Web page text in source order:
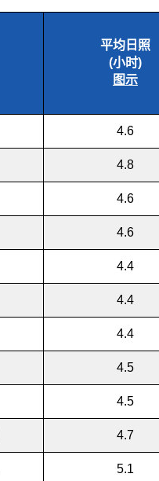
平均日照
(小时)
图示
4.6
4.8
4.6
4.6
4.4
4.4
4.4
4.5
4.5
4.7
5.1